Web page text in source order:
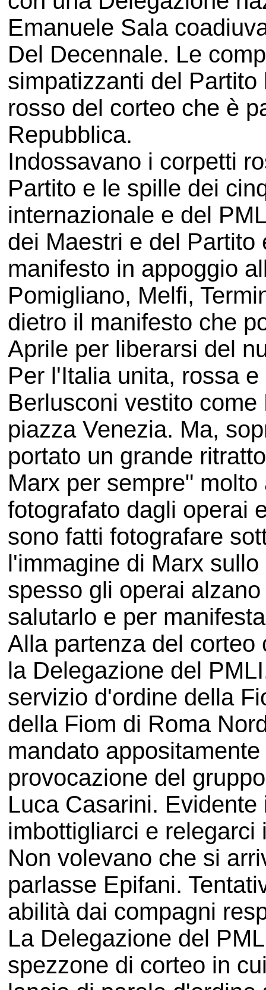
Emanuele Sala
Del Decennale. Le
simpatizzanti del
rosso del corteo che è
Repubblica.
Indossavano i corpetti
Partito e le spille dei
internazionale e del
dei Maestri e del
manifesto in appoggio
Pomigliano, Melfi,
dietro il manifesto che
Aprile per liberarsi del
Per l'Italia unita, rossa
Berlusconi vestito
piazza Venezia. Ma,
portato un grande
Marx per sempre"
fotografato dagli operai
sono fatti fotografare
l'immagine di Marx
spesso gli operai
salutarlo e per
Alla partenza del
la Delegazione del
servizio d'ordine della
della Fiom di Roma
mandato
provocazione del
Luca Casarini.
imbottigliarci e
Non volevano che si
parlasse Epifani.
abilità dai compagni
La Delegazione del
spezzone di corteo in